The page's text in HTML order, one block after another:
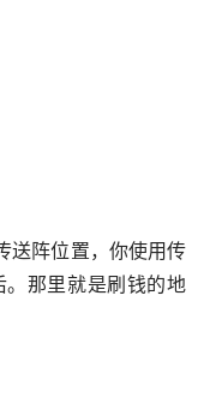
送阵位置，你使用传
那里就是刷钱的地